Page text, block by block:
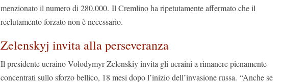
menzionato il numero di 280.000. Il Cremlino ha ripetutamente affermato che il
reclutamento forzato non è necessario.
Zelenskyj invita alla perseveranza
Il presidente ucraino Volodymyr Zelenskiy invita gli ucraini a rimanere pienamente
concentrati sullo sforzo bellico, 18 mesi dopo l’inizio dell’invasione russa. “Anche se